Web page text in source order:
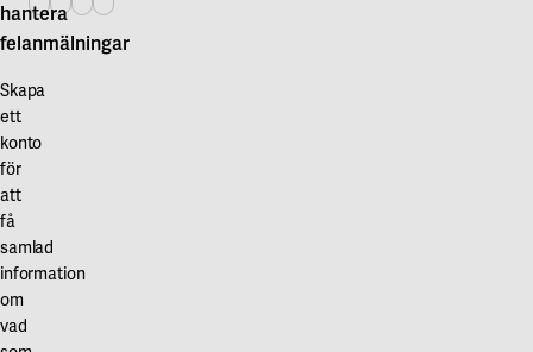
hantera
felanmälningar
Skapa
ett
konto
för
att
få
samlad
information
om
vad